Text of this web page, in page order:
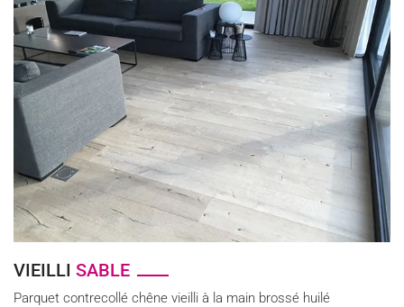
VIEILLI SABLE
Parquet contrecollé chêne vieilli à la main brossé huilé